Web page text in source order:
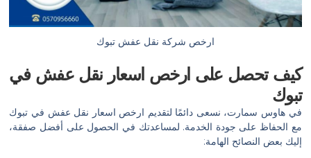
ارخص شركة نقل عفش تبوك
كيف تحصل على ارخص اسعار نقل عفش في
تبوك
في هاوس سمارت، نسعى دائمًا لتقديم ارخص اسعار نقل عفش في تبوك
مع الحفاظ على جودة الخدمة. لمساعدتك في الحصول على أفضل صفقة،
إليك بعض النصائح الهامة: